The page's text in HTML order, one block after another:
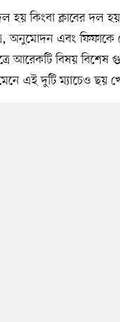
হয় কিংবা ক্লাবের দল
অনুমোদন এবং ফিফাকে
আরেকটি বিষয়
এই দুটি ম্যাচেও